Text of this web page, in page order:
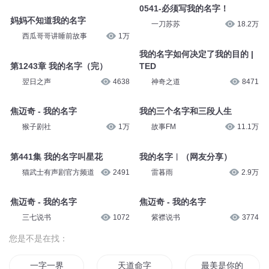
妈妈不知道我的名字
西瓜哥哥讲睡前故事 1万
第1243章 我的名字（完）
翌日之声 4638
焦迈奇 - 我的名字
猴子剧社 1万
第441集 我的名字叫星花
猫武士有声剧官方频道 2491
焦迈奇 - 我的名字
三七说书 1072
0541-必须写我的名字！
一刀苏苏 18.2万
我的名字如何决定了我的目的 |
TED
神奇之道 8471
我的三个名字和三段人生
故事FM 11.1万
我的名字︱（网友分享）
雷暮雨 2.9万
焦迈奇 - 我的名字
紫襟说书 3774
您是不是在找：
一字一界 天道命字 最美是你的名字